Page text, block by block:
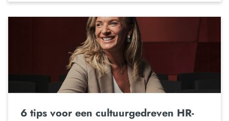
6 tips voor een cultuurgedreven HR-